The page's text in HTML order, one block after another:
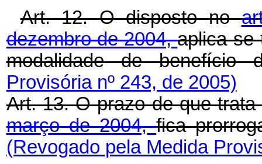
Art. 12. O disposto no
dezembro de 2004,aplica-se
modalidade de benefício
Provisória nº 243, de 2005)
Art. 13. O prazo de que
março de 2004,fica
(Revogado pela Medida